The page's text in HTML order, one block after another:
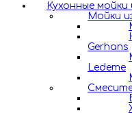
Кухонные мойки
Мойки
Gerhans
Ledeme